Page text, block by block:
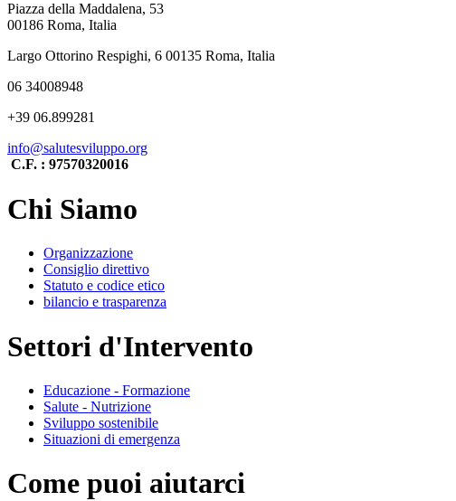
Piazza della Maddalena, 53
00186 Roma, Italia
Largo Ottorino Respighi, 6 00135 Roma, Italia
06 34008948
+39 06.899281
info@salutesviluppo.org
C.F. : 97570320016
Chi Siamo
Organizzazione
Consiglio direttivo
Statuto e codice etico
bilancio e trasparenza
Settori d'Intervento
Educazione - Formazione
Salute - Nutrizione
Sviluppo sostenibile
Situazioni di emergenza
Come puoi aiutarci